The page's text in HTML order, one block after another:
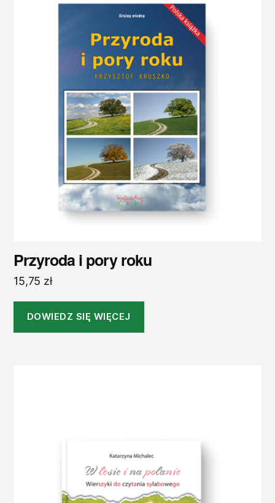
Przyroda i pory roku
15,75 zł
DOWIEDZ SIĘ WIĘCEJ